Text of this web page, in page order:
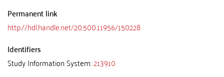
Permanent link
http://hdl.handle.net/20.500.11956/150228
Identifiers
Study Information System:213910